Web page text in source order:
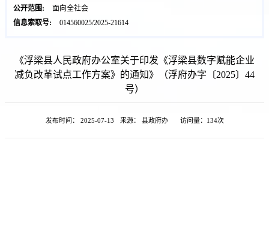
公开范围:
面向全社会
信息索取号:
014560025/2025-21614
《浮梁县人民政府办公室关于印发《浮梁县数字赋能企业
减负改革试点工作方案》的通知》（浮府办字〔2025〕44
号）
发布时间： 2025-07-13 来源： 县政府办 访问量： 134次